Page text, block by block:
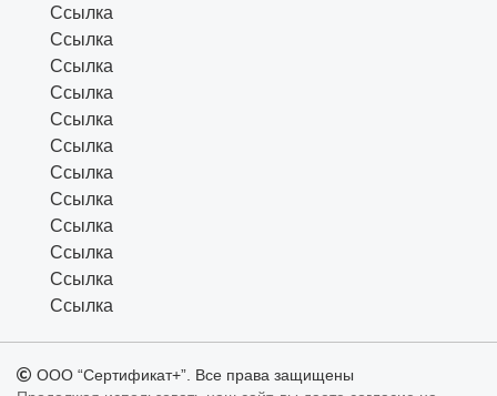
Ссылка
Ссылка
Ссылка
Ссылка
Ссылка
Ссылка
Ссылка
Ссылка
Ссылка
Ссылка
Ссылка
Ссылка
ООО “Сертификат+”. Все права защищены